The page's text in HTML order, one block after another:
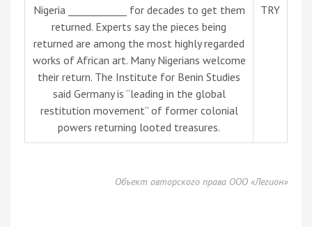
Nigeria ____________ for decades to get them
returned. Experts say the pieces being
returned are among the most highly regarded
works of African art. Many Nigerians welcome
their return. The Institute for Benin Studies
said Germany is “leading in the global
restitution movement” of former colonial
powers returning looted treasures.
TRY
Объект авторского права ООО «Легион»